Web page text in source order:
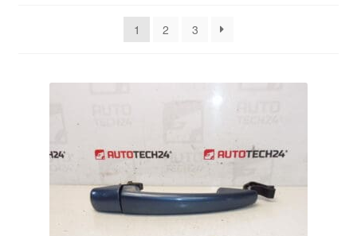
Правила и условия
Процедура за рекламации
1
2 3